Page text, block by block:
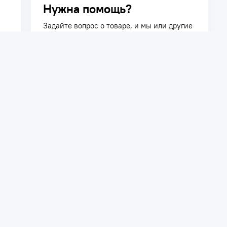
Нужна помощь?
Задайте вопрос о товаре, и мы или другие